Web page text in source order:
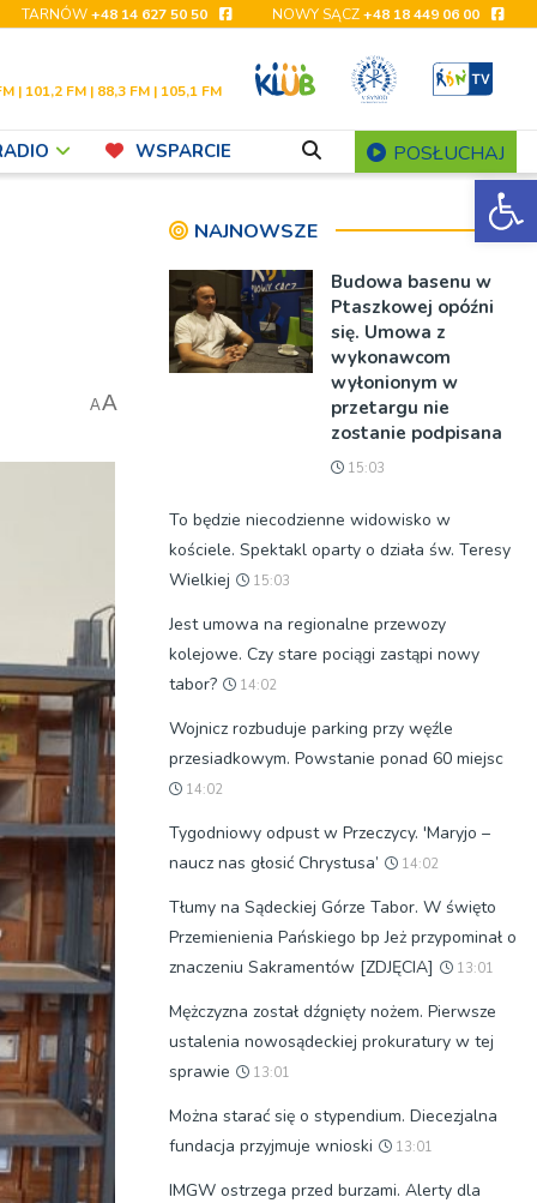
TARNÓW+48 14 627 50 50 NOWY SĄCZ+48 18 449 06 00
| 101,2 FM | 88,3 FM | 105,1 FM
WSPARCIE POSŁUCHAJ
AA
NAJNOWSZE
Budowa basenu w
Ptaszkowej opóźni
się. Umowa z
wykonawcom
wyłonionym w
przetargu nie
zostanie podpisana
15:03
To będzie niecodzienne widowisko w
kościele. Spektakl oparty o działa św. Teresy
Wielkiej
15:03
Jest umowa na regionalne przewozy
kolejowe. Czy stare pociągi zastąpi nowy
tabor?
14:02
Wojnicz rozbuduje parking przy węźle
przesiadkowym. Powstanie ponad 60 miejsc
14:02
Tygodniowy odpust w Przeczycy. 'Maryjo –
naucz nas głosić Chrystusa’
14:02
Tłumy na Sądeckiej Górze Tabor. W święto
Przemienienia Pańskiego bp Jeż przypominał o
znaczeniu Sakramentów [ZDJĘCIA]
13:01
Mężczyzna został dźgnięty nożem. Pierwsze
ustalenia nowosądeckiej prokuratury w tej
sprawie
13:01
Można starać się o stypendium. Diecezjalna
fundacja przyjmuje wnioski
13:01
IMGW ostrzega przed burzami. Alerty dla